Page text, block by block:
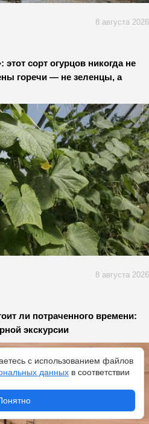
8 августа 2026
сорт огурцов никогда не
горечи — не зеленцы, а
8 августа 2026
ли потраченного времени:
экскурсии
с использованием файлов
данных в соответствии